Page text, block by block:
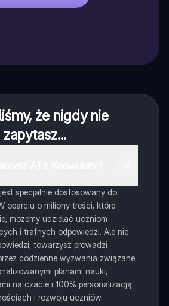
że nigdy nie
zapytasz...
specjalnie dostosowany do
oparciu o miliony treści, które
możemy udzielać uczniom
i trafnych odpowiedzi. Ale nie
towarzysz prowadzi
codzienne wyzwania związane
planami nauki,
na czacie i 100% personalizacją
i rozwoju uczniów.